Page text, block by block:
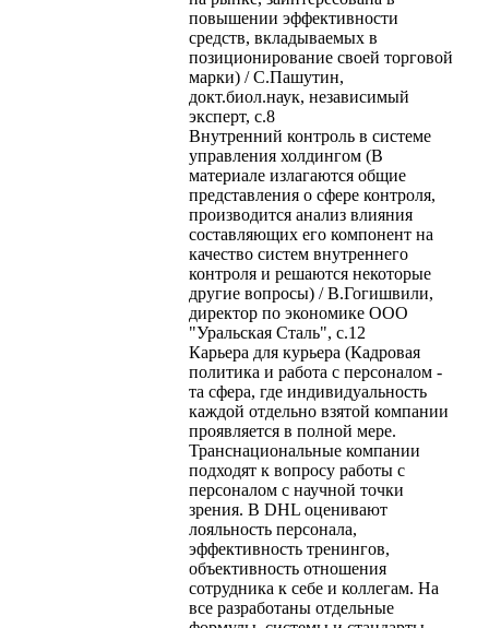
повышении эффективности
средств, вкладываемых в
позиционирование своей торговой
марки) / С.Пашутин,
докт.биол.наук, независимый
эксперт, с.8
Внутренний контроль в системе
управления холдингом (В
материале излагаются общие
представления о сфере контроля,
производится анализ влияния
составляющих его компонент на
качество систем внутреннего
контроля и решаются некоторые
другие вопросы) / В.Гогишвили,
директор по экономике ООО
"Уральская Сталь", с.12
Карьера для курьера (Кадровая
политика и работа с персоналом -
та сфера, где индивидуальность
каждой отдельно взятой компании
проявляется в полной мере.
Транснациональные компании
подходят к вопросу работы с
персоналом с научной точки
зрения. В DHL оценивают
лояльность персонала,
эффективность тренингов,
объективность отношения
сотрудника к себе и коллегам. На
все разработаны отдельные